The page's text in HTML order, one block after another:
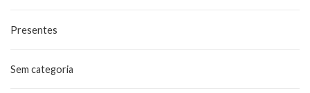
Presentes
Sem categoria